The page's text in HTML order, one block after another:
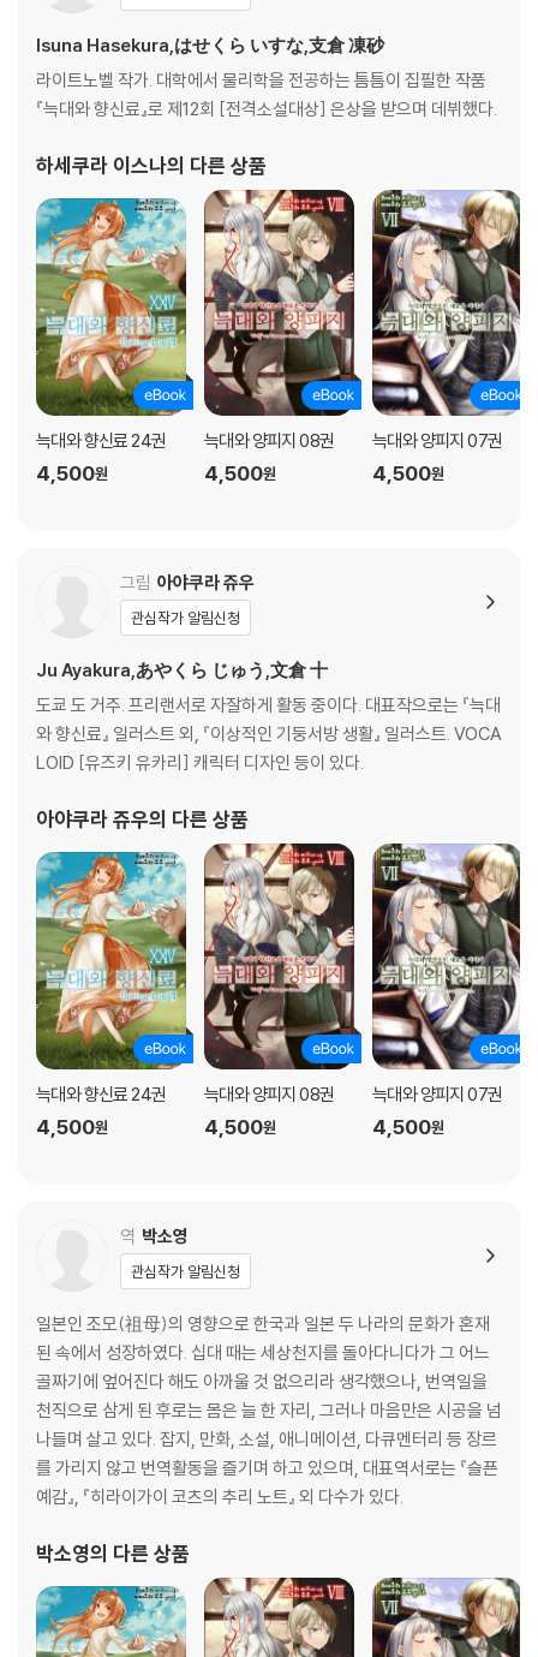
Isuna Hasekura,はせくら いすな,支倉 凍砂
라이트노벨 작가. 대학에서 물리학을 전공하는 틈틈이 집필한 작품
『늑대와 향신료』로 제12회 [전격소설대상] 은상을 받으며 데뷔했다.
하세쿠라 이스나의 다른 상품
늑대와 향신료 24권
4,500원
늑대와 양피지 08권
4,500원
늑대와 양피지 07권
4,500원
그림 아야쿠라 쥬우
관심작가 알림신청
Ju Ayakura,あやくら じゅう,文倉 十
도쿄 도 거주. 프리랜서로 자잘하게 활동 중이다. 대표작으로는 『늑대
와 향신료』 일러스트 외, 『이상적인 기둥서방 생활』 일러스트. VOCA
LOID [유즈키 유카리] 캐릭터 디자인 등이 있다.
아야쿠라 쥬우의 다른 상품
늑대와 향신료 24권
4,500원
늑대와 양피지 08권
4,500원
늑대와 양피지 07권
4,500원
역 박소영
관심작가 알림신청
일본인 조모(祖母)의 영향으로 한국과 일본 두 나라의 문화가 혼재
된 속에서 성장하였다. 십대 때는 세상천지를 돌아다니다가 그 어느
골짜기에 엎어진다 해도 아까울 것 없으리라 생각했으나, 번역일을
천직으로 삼게 된 후로는 몸은 늘 한 자리, 그러나 마음만은 시공을 넘
나들며 살고 있다. 잡지, 만화, 소설, 애니메이션, 다큐멘터리 등 장르
를 가리지 않고 번역활동을 즐기며 하고 있으며, 대표역서로는 『슬픈
예감』, 『히라이가이 코츠의 추리 노트』 외 다수가 있다.
박소영의 다른 상품